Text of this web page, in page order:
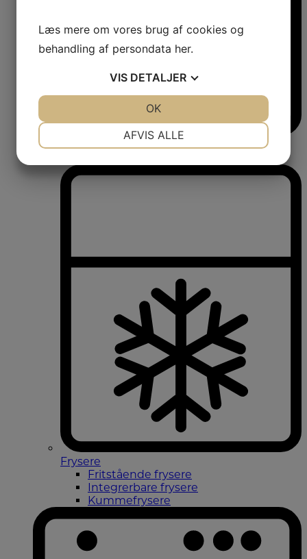
Vinkøleskabe
Frysere
Fritstående frysere
Integrerbare frysere
Kummefrysere
Læs mere om vores brug af cookies og
behandling af persondata her.
VIS DETALJER
MARKETING STATISTIK
AFVIS ALLE
OK